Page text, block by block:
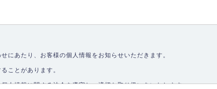
にあたり、お客様の個人情報をお知らせいただきます。
ことがあります。
人情報に関する法令を遵守し、適切な取り扱いをいたします。